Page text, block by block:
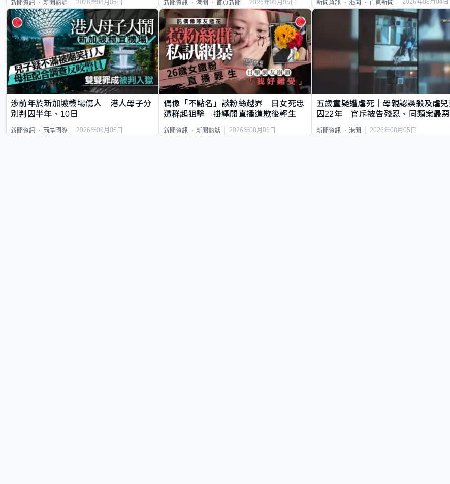
新聞資訊 新聞熱話 2026年08月05日 新聞資訊 港聞 首頁新聞 2026年08月05日 新聞資訊 港聞 首頁新聞 2026年08月04日
涉前年於新加坡機場傷人 港人母子分
別判囚半年、10日
新聞資訊 兩岸國際 2026年08月05日
偶像「不點名」談粉絲越界 日女死忠
遭群起狙擊 掛繩開直播道歉後輕生
新聞資訊 新聞熱話 2026年08月06日
五歲童疑遭虐死｜母親認誤殺及虐兒
囚22年 官斥被告殘忍、同類案最
新聞資訊 港聞 2026年08月05日